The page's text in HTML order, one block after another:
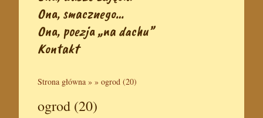
Ona, smacznego…
Ona, poezja „na dachu”
Kontakt
Strona główna » » ogrod (20)
ogrod (20)